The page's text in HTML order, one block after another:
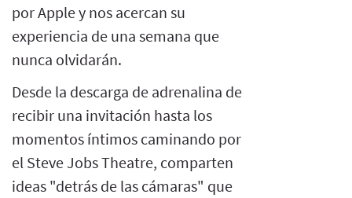
por Apple y nos acercan su
experiencia de una semana que
nunca olvidarán.
Desde la descarga de adrenalina de
recibir una invitación hasta los
momentos íntimos caminando por
el Steve Jobs Theatre, comparten
ideas "detrás de las cámaras" que